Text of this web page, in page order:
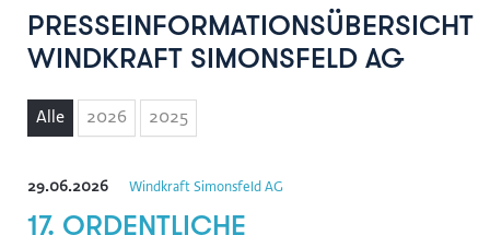
medilab
P8 Marketing informiert
Midstad
Österreichische Apothekerkammer
PRESSEINFORMATIONSÜBERSICHT
WINDKRAFT SIMONSFELD AG
Alle 2026 2025
29.06.2026 Windkraft Simonsfeld AG
17. ORDENTLICHE